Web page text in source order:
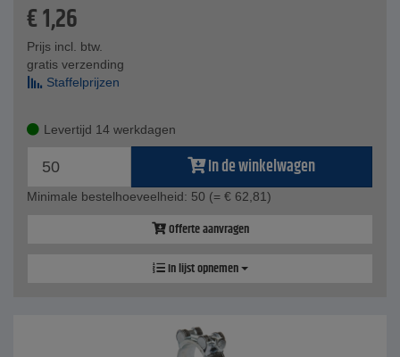
€1,26
Prijs incl. btw.
gratis verzending
Staffelprijzen
Levertijd 14 werkdagen
In de winkelwagen
Minimale bestelhoeveelheid: 50 (= € 62,81)
Offerte aanvragen
In lijst opnemen